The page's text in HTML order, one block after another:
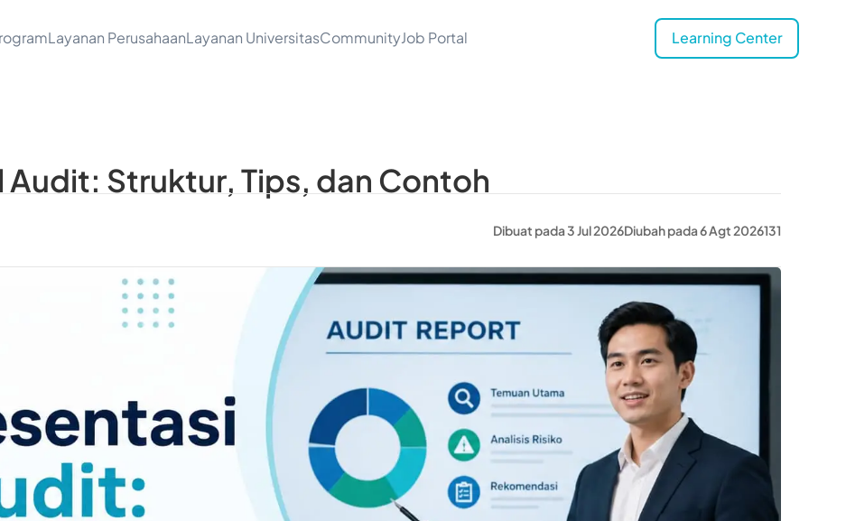
Layanan PerusahaanLayanan UniversitasCommunityJob Portal Learning Center
Audit: Struktur, Tips, dan Contoh
Dibuat pada 3 Jul 2026Diubah pada 6 Agt 2026131